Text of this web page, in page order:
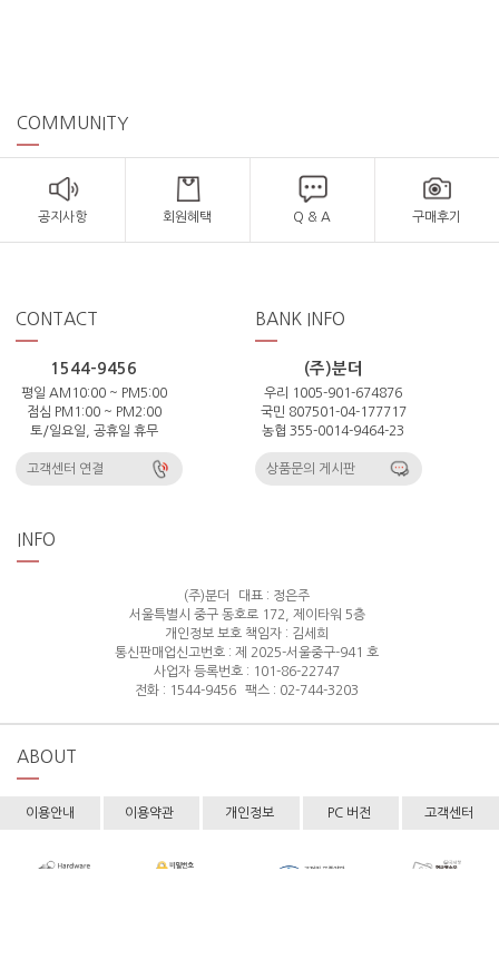
COMMUNITY
공지사항 회원혜택 Q & A 구매후기
CONTACT
1544-9456
평일 AM10:00 ~ PM5:00
점심 PM1:00 ~ PM2:00
토/일요일, 공휴일 휴무
고객센터 연결
BANK INFO
(주)분더
우리 1005-901-674876
국민 807501-04-177717
농협 355-0014-9464-23
상품문의 게시판
INFO
(주)분더
대표 : 정은주
서울특별시 중구 동호로 172, 제이타워 5층
개인정보 보호 책임자 : 김세희
통신판매업신고번호 : 제 2025-서울중구-941 호
사업자 등록번호 : 101-86-22747
전화 : 1544-9456
팩스 : 02-744-3203
ABOUT
이용안내 이용약관 개인정보 PC 버전 고객센터